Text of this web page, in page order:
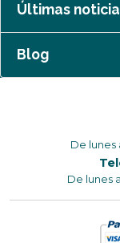
Últimas
Blog
De lunes
De lunes